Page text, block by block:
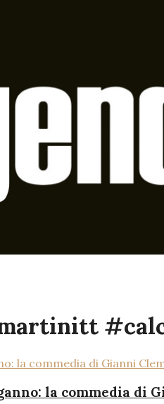
la commedia